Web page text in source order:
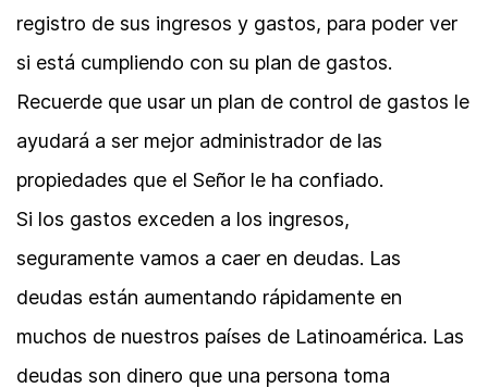
registro de sus ingresos y gastos, para poder ver
si está cumpliendo con su plan de gastos.
Recuerde que usar un plan de control de gastos le
ayudará a ser mejor administrador de las
propiedades que el Señor le ha confiado.
Si los gastos exceden a los ingresos,
seguramente vamos a caer en deudas. Las
deudas están aumentando rápidamente en
muchos de nuestros países de Latinoamérica. Las
deudas son dinero que una persona toma